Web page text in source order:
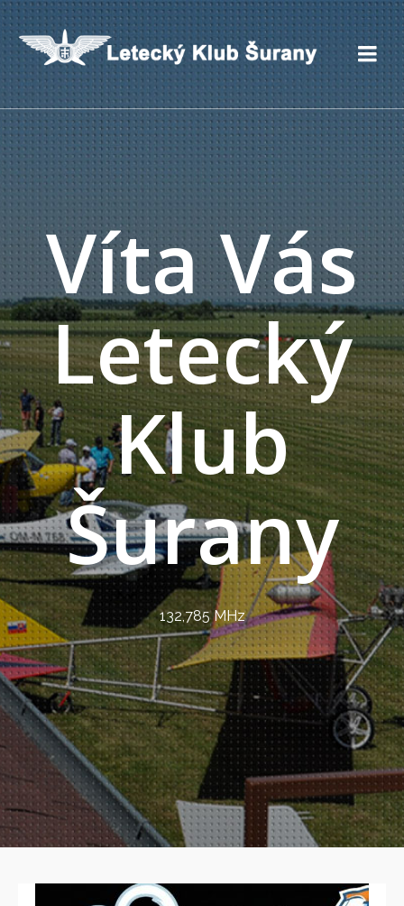
Víta Vás
Letecký
Klub
Šurany
132,785 MHz